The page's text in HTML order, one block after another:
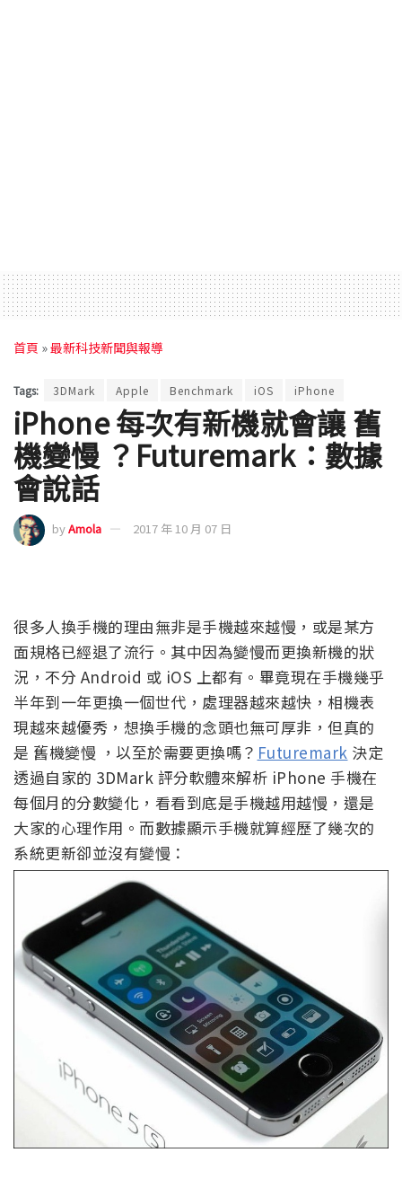
首頁 »最新科技新聞與報導
Tags: 3DMark Apple Benchmark iOS iPhone
iPhone 每次有新機就會讓 舊
機變慢 ？Futuremark：數據
會說話
byAmola 2017 年 10 月 07 日
很多人換手機的理由無非是手機越來越慢，或是某方
面規格已經退了流行。其中因為變慢而更換新機的狀
況，不分 Android 或 iOS 上都有。畢竟現在手機幾乎
半年到一年更換一個世代，處理器越來越快，相機表
現越來越優秀，想換手機的念頭也無可厚非，但真的
是 舊機變慢 ，以至於需要更換嗎？ Futuremark 決定
透過自家的 3DMark 評分軟體來解析 iPhone 手機在
每個月的分數變化，看看到底是手機越用越慢，還是
大家的心理作用。而數據顯示手機就算經歷了幾次的
系統更新卻並沒有變慢：